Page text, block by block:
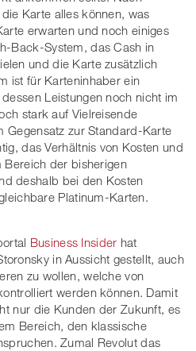
Karte alles können, was
erwarten und noch einiges
Back-System, das Cash in
und die Karte zusätzlich
ist für Karteninhaber ein
Leistungen noch nicht im
stark auf Vielreisende
Gegensatz zur Standard-Karte
das Verhältnis von Kosten und
Bereich der bisherigen
deshalb bei den Kosten
Platinum-Karten.
Business Insider hat
in Aussicht gestellt, auch
zu wollen, welche von
werden können. Damit
nur die Kunden der Zukunft, es
Bereich, den klassische
Zumal Revolut das